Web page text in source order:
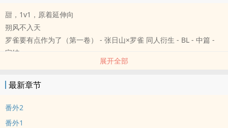
甜，1v1，原着延伸向
朔风不入天
罗雀要有点作为了（第一卷） - 张日山×罗雀 同人衍生 - BL - 中篇 -
完结
展开全部
最新章节
番外2
番外1